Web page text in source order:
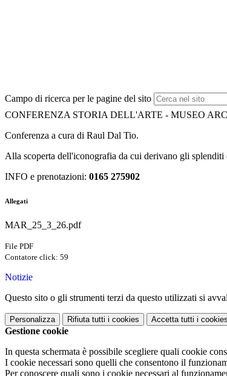
Campo di ricerca per le pagine del sito
CONFERENZA STORIA DELL'ARTE - MUSEO
Conferenza a cura di Raul Dal Tio.
Alla scoperta dell'iconografia da cui derivano gli
INFO e prenotazioni: 0165 275902
Allegati
MAR_25_3_26.pdf
File PDF
Contatore click: 59
Notizie
Questo sito o gli strumenti terzi da questo utilizzati si
Personalizza Rifiuta tutti i cookies Accetta tutti i cookies
Gestione cookie
In questa schermata è possibile scegliere quali cookie
I cookie necessari sono quelli che consentono il
Per conoscere quali sono i cookie necessari al